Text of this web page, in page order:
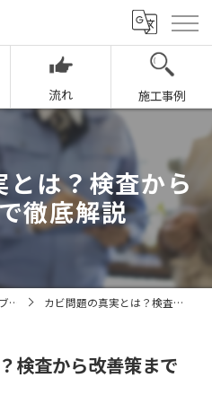
流れ 施工事例
は？検査から
徹底解説
ブログ カビ問題の真実とは？検査から改善策まで徹底解説
検査から改善策まで